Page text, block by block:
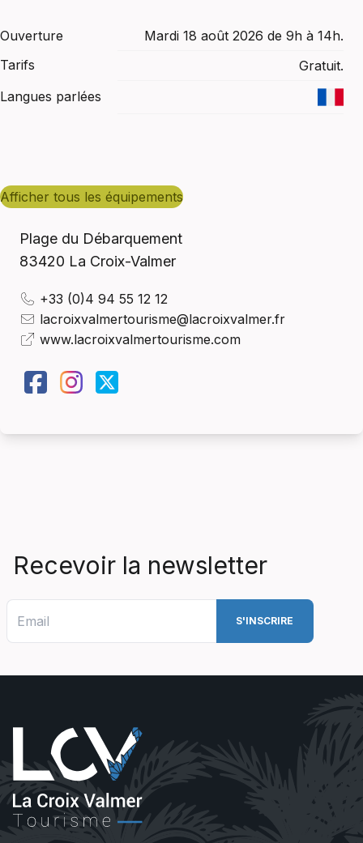
Ouverture
Mardi 18 août 2026 de 9h à 14h.
Tarifs
Gratuit.
Langues parlées
afficher tous les équipements
Plage du Débarquement
83420 La Croix-Valmer
+33 (0)4 94 55 12 12
lacroixvalmertourisme@lacroixvalmer.fr
www.lacroixvalmertourisme.com
Recevoir la newsletter